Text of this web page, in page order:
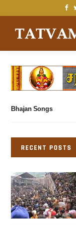
to
content
Bhajan Songs
RECENT POSTS